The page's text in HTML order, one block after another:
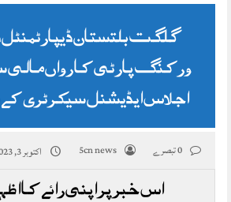
گلگت بلتستان
ورکنگ پارٹی کا رواں مالی
اجلاس ایڈیشنل سیکرٹری
5cn news اکتوبر 3, 2023
اس خبر پر اپنی رائے کا